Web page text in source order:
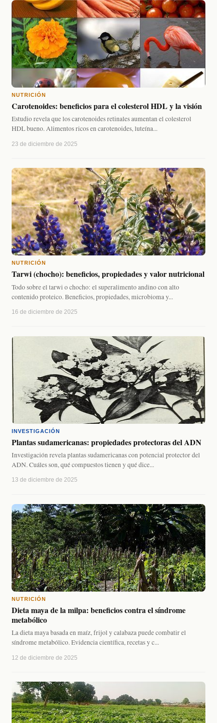
NUTRICIÓN
Carotenoides: beneficios para el colesterol HDL y la visión
Estudio revela que los carotenoides retinales aumentan el colesterol
HDL bueno. Alimentos ricos en carotenoides, luteína...
23 de diciembre de 2025
NUTRICIÓN
Tarwi (chocho): beneficios, propiedades y valor nutricional
Todo sobre el tarwi o chocho: el superalimento andino con alto
contenido proteico. Beneficios, propiedades, microbioma y...
16 de diciembre de 2025
INVESTIGACIÓN
Plantas sudamericanas: propiedades protectoras del ADN
Investigación revela plantas sudamericanas con potencial protector del
ADN. Cuáles son, qué compuestos tienen y qué dice...
13 de diciembre de 2025
NUTRICIÓN
Dieta maya de la milpa: beneficios contra el síndrome
metabólico
La dieta maya basada en maíz, frijol y calabaza puede combatir el
síndrome metabólico. Evidencia científica, recetas y c...
12 de diciembre de 2025